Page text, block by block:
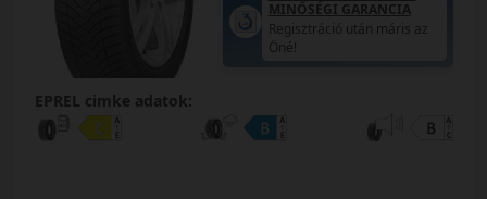
MINŐSÉGI GARANCIA
Regisztráció után máris az
Öné!
EPREL cimke adatok: